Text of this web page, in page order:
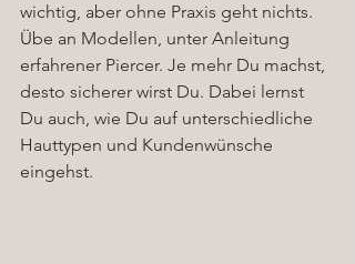
wichtig, aber ohne Praxis geht nichts.
Übe an Modellen, unter Anleitung
erfahrener Piercer. Je mehr Du machst,
desto sicherer wirst Du. Dabei lernst
Du auch, wie Du auf unterschiedliche
Hauttypen und Kundenwünsche
eingehst.